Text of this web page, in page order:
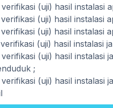
(uji) hasil instalasi
(uji) hasil instalasi
(uji) hasil instalasi
(uji) hasil instalasi
(uji) hasil instalasi
;
(uji) hasil instalasi